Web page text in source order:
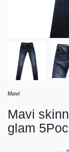
Mavi
Mavi
glam